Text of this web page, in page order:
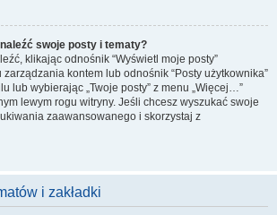
swoje posty i tematy?
klikając odnośnik “Wyświetl moje posty”
kontem lub odnośnik “Posty użytkownika”
lub wybierając „Twoje posty” z menu „Więcej…”
lewym rogu witryny. Jeśli chcesz wyszukać swoje
zaawansowanego i skorzystaj z
i zakładki